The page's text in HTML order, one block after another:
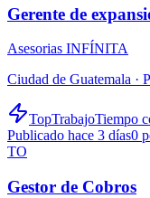
Gerente de
Asesorias INFÍNITA
Ciudad de Guatemala ·
TopTrabajoTiempo
Publicado hace 3 días0
TO
Gestor de Cobros